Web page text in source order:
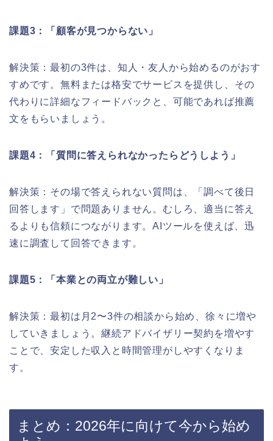
課題3：「顧客が見つからない」
解決策：最初の3件は、知人・友人から始めるのがおす
すめです。無料または格安でサービスを提供し、その
代わりに詳細なフィードバックと、可能であれば推薦
文をもらいましょう。
課題4：「質問に答えられなかったらどうしよう」
解決策：その場で答えられない質問は、「調べて後日
回答します」で問題ありません。むしろ、適当に答え
るよりも信頼につながります。AIツールを使えば、迅
速に調査して回答できます。
課題5：「本業との両立が難しい」
解決策：最初は月2〜3件の相談から始め、徐々に増や
していきましょう。継続アドバイザリー契約を増やす
ことで、安定した収入と時間管理がしやすくなりま
す。
まとめ：2026年に向けて今から始め